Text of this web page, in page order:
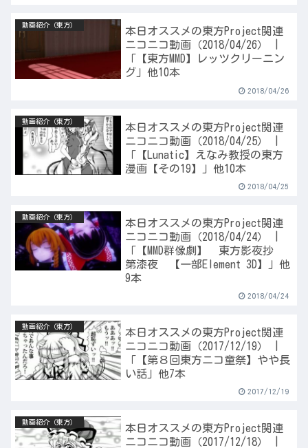
動画紹介（東方）
本日オススメの東方Project関連
ニコニコ動画（2018/04/26） |
「【東方MMD】レッツクリーニン
グ」他10本
2018/04/26
動画紹介（東方）
本日オススメの東方Project関連
ニコニコ動画（2018/04/25） |
「【Lunatic】えなみ教授の東方
漫画【その19】」他10本
2018/04/25
動画紹介（東方）
本日オススメの東方Project関連
ニコニコ動画（2018/04/24） |
「【MMD群像劇】 東方影夜抄
第漆夜 【一部Element 3D】」他
9本
2018/04/24
動画紹介（東方）
本日オススメの東方Project関連
ニコニコ動画（2017/12/19） |
「【第８回東方ニコ童祭】やや長
い話」他7本
2017/12/19
動画紹介（東方）
本日オススメの東方Project関連
ニコニコ動画（2017/12/18） |